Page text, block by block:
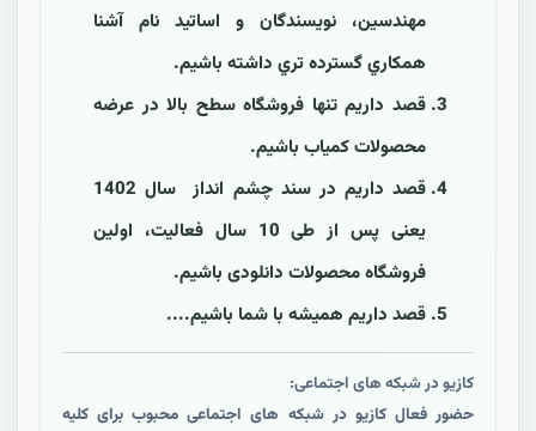
مهندسین، نويسندگان و اساتید نام آشنا
همکاري گسترده تري داشته باشيم.
قصد داریم تنها فروشگاه سطح بالا در عرضه
محصولات کمیاب باشیم.
قصد داریم در سند چشم انداز سال 1402
یعنی پس از طی 10 سال فعالیت، اولین
فروشگاه محصولات دانلودی باشیم.
قصد داریم همیشه با شما باشیم....
کازیو در شبکه های اجتماعی:
حضور فعال کازیو در شبکه های اجتماعی محبوب برای کلیه